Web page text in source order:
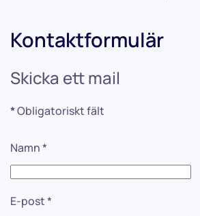
Kontaktformulär
Skicka ett mail
*Obligatoriskt fält
Namn*
E-post*